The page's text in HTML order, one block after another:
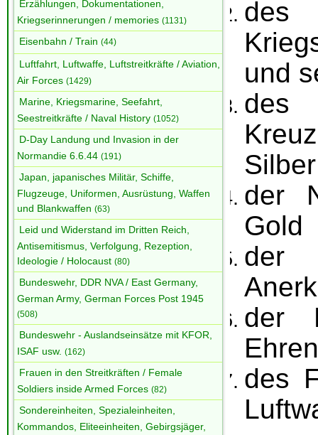
Erzählungen, Dokumentationen,
Kriegserinnerungen / memories (1131)
Eisenbahn / Train (44)
Luftfahrt, Luftwaffe, Luftstreitkräfte / Aviation,
Air Forces (1429)
Marine, Kriegsmarine, Seefahrt,
Seestreitkräfte / Naval History (1052)
D-Day Landung und Invasion in der
Normandie 6.6.44 (191)
Japan, japanisches Militär, Schiffe,
Flugzeuge, Uniformen, Ausrüstung, Waffen
und Blankwaffen (63)
Leid und Widerstand im Dritten Reich,
Antisemitismus, Verfolgung, Rezeption,
Ideologie / Holocaust (80)
Bundeswehr, DDR NVA / East Germany,
German Army, German Forces Post 1945
(508)
Bundeswehr - Auslandseinsätze mit KFOR,
ISAF usw. (162)
Frauen in den Streitkräften / Female
Soldiers inside Armed Forces (82)
Sondereinheiten, Spezialeinheiten,
Kommandos, Eliteeinheiten, Gebirgsjäger,
des
und
Silber
der
Gold
der
der
des